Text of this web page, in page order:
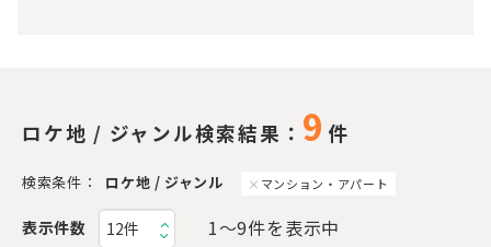
ロケ地 / ジャンル検索結果： 9 件
検索条件： ロケ地 / ジャンル マンション・アパート
表示件数 1〜9件を表示中